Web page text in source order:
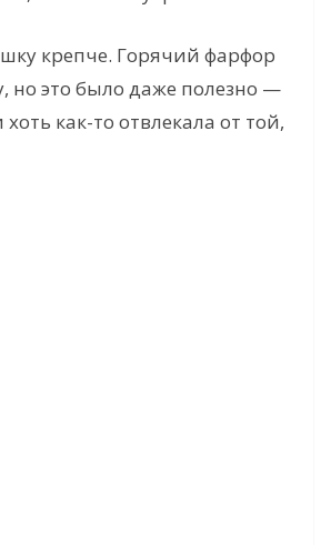
крепче. Горячий фарфор
но это было даже полезно —
как-то отвлекала от той,